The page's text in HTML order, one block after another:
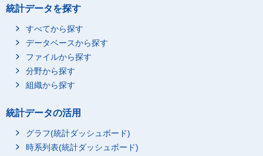
統計データを探す
すべてから探す
データベースから探す
ファイルから探す
分野から探す
組織から探す
統計データの活用
グラフ(統計ダッシュボード)
時系列表(統計ダッシュボード)